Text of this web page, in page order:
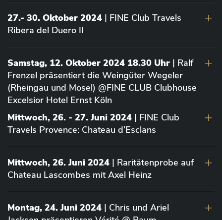
27.- 30. Oktober 2024 | FINE Club Travels
Ribera del Duero II
Samstag, 12. Oktober 2024 18.30 Uhr | Ralf
Frenzel präsentiert die Weingüter Wegeler
(Rheingau und Mosel) @FINE CLUB Clubhouse
Excelsior Hotel Ernst Köln
Mittwoch, 26. - 27. Juni 2024 | FINE Club
Travels Provence: Chateau d’Esclans
Mittwoch, 26. Juni 2024 | Raritätenprobe auf
Chateau Lascombes mit Axel Heinz
Montag, 24. Juni 2024 | Chris und Ariel